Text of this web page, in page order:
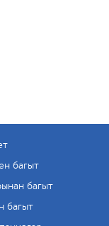
багыт
багыт
багыт